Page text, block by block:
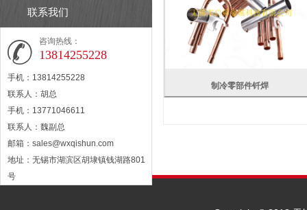
联系我们
咨询热线：
13814255228
手机：13814255228
联系人：胡总
手机：13771046611
联系人：魏副总
邮箱： sales@wxqishun.com
地址：无锡市湖滨区胡埭镇钱湖路801
号
制冷零部件钎焊